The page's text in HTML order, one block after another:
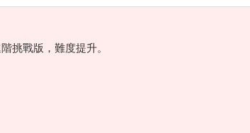
挑戰版，難度提升。